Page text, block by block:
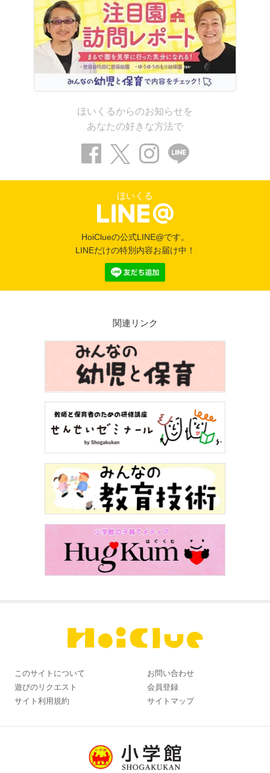
ほいくるからのお知らせを
あなたの好きな方法で
ほいくる
HoiClueの公式LINE@です。
LINEだけの特別内容お届け中！
関連リンク
このサイトについて
お問い合わせ
遊びのリクエスト
会員登録
サイト利用規約
サイトマップ